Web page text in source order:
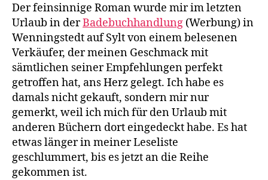
Der feinsinnige Roman wurde mir im letzten
Urlaub in derBadebuchhandlung (Werbung) in
Wenningstedt auf Sylt von einem belesenen
Verkäufer, der meinen Geschmack mit
sämtlichen seiner Empfehlungen perfekt
getroffen hat, ans Herz gelegt. Ich habe es
damals nicht gekauft, sondern mir nur
gemerkt, weil ich mich für den Urlaub mit
anderen Büchern dort eingedeckt habe. Es hat
etwas länger in meiner Leseliste
geschlummert, bis es jetzt an die Reihe
gekommen ist.